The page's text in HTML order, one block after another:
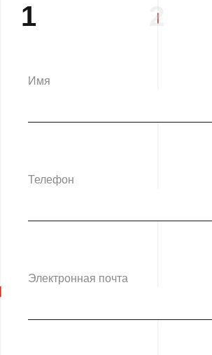
1
2
Имя
Телефон
Электронная почта